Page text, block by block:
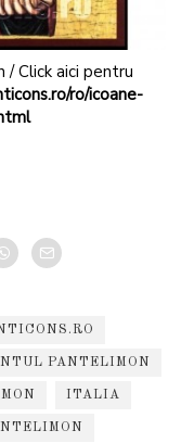
/ Click aici pentru
ro/icoane-
PANTELIMON
ITALIA